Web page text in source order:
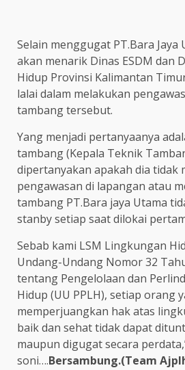
Selain menggugat PT.Bara Jaya
akan menarik Dinas ESDM dan
Hidup Provinsi Kalimantan
lalai dalam melakukan
tambang tersebut.
Yang menjadi pertanyaanya
tambang (Kepala Teknik
dipertanyakan apakah dia tidak
pengawasan di lapangan atau
tambang PT.Bara jaya Utama
stanby setiap saat dilokai
Sebab kami LSM Lingkungan
Undang-Undang Nomor 32
tentang Pengelolaan dan
Hidup (UU PPLH), setiap orang
memperjuangkan hak atas
baik dan sehat tidak dapat
maupun digugat secara
soni….Bersambung.(Team